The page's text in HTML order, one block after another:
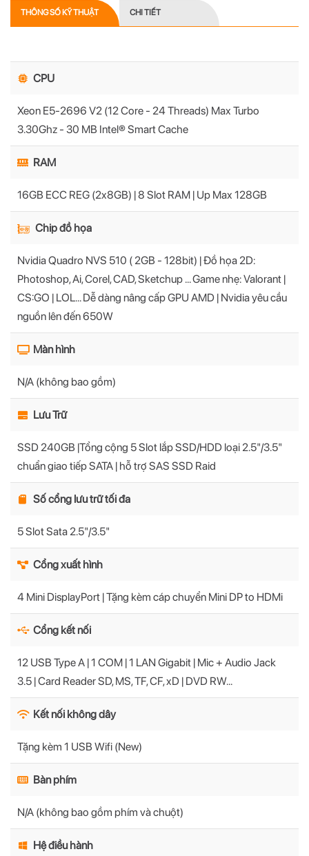
THÔNG SỐ KỸ THUẬT CHI TIẾT
CPU
Xeon E5-2696 V2 (12 Core - 24 Threads) Max Turbo
3.30Ghz - 30 MB Intel® Smart Cache
RAM
16GB ECC REG (2x8GB) | 8 Slot RAM | Up Max 128GB
Chip đồ họa
Nvidia Quadro NVS 510 ( 2GB - 128bit) | Đồ họa 2D:
Photoshop, Ai, Corel, CAD, Sketchup ... Game nhẹ: Valorant |
CS:GO | LOL... Dễ dàng nâng cấp GPU AMD | Nvidia yêu cầu
nguồn lên đến 650W
Màn hình
N/A (không bao gồm)
Lưu Trữ
SSD 240GB |Tổng cộng 5 Slot lắp SSD/HDD loại 2.5"/3.5"
chuẩn giao tiếp SATA | hỗ trợ SAS SSD Raid
Số cổng lưu trữ tối đa
5 Slot Sata 2.5"/3.5"
Cổng xuất hình
4 Mini DisplayPort | Tặng kèm cáp chuyển Mini DP to HDMi
Cổng kết nối
12 USB Type A | 1 COM | 1 LAN Gigabit | Mic + Audio Jack
3.5 | Card Reader SD, MS, TF, CF, xD | DVD RW...
Kết nối không dây
Tặng kèm 1 USB Wifi (New)
Bàn phím
N/A (không bao gồm phím và chuột)
Hệ điều hành